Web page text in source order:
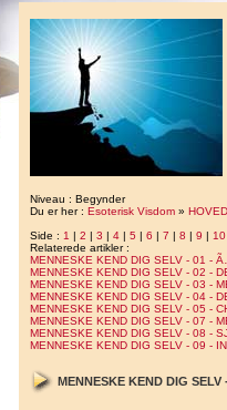
Niveau : Begynder
Du er her : Esoterisk Visdom »
Side : 1 | 2 | 3 | 4 | 5 | 6 | 7 | 8 | 9 | 10
Relaterede artikler :
MENNESKE KEND DIG SELV - 01 -
MENNESKE KEND DIG SELV - 02 -
MENNESKE KEND DIG SELV - 03 -
MENNESKE KEND DIG SELV - 04 -
MENNESKE KEND DIG SELV - 05 -
MENNESKE KEND DIG SELV - 07 -
MENNESKE KEND DIG SELV - 08 -
MENNESKE KEND DIG SELV - 09 -
MENNESKE KEND DIG